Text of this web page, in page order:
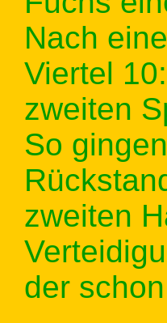
Nach
Viertel
zweiten
So
zweiten
der